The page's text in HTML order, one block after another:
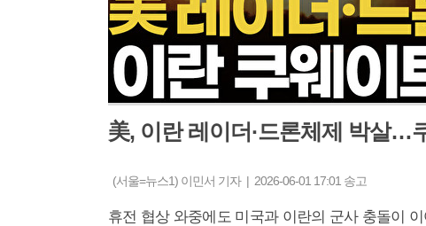
美, 이란 레이더·드론체제 박살…
(서울=뉴스1) 이민서 기자 | 2026-06-01 17:01 송고
휴전 협상 와중에도 미국과 이란의 군사 충돌이